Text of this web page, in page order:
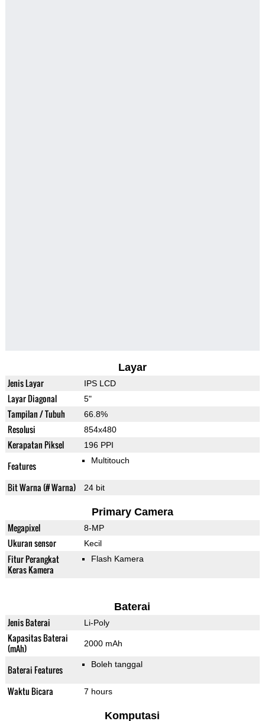
Layar
Jenis Layar IPS LCD
Layar Diagonal 5"
Tampilan / Tubuh 66.8%
Resolusi 854x480
Kerapatan Piksel 196 PPI
Features Multitouch
Bit Warna (# Warna) 24 bit
Primary Camera
Megapixel 8-MP
Ukuran sensor Kecil
Fitur Perangkat
Keras Kamera
Flash Kamera
Baterai
Jenis Baterai Li-Poly
Kapasitas Baterai
(mAh)
2000 mAh
Baterai Features Boleh tanggal
Waktu Bicara 7 hours
Komputasi